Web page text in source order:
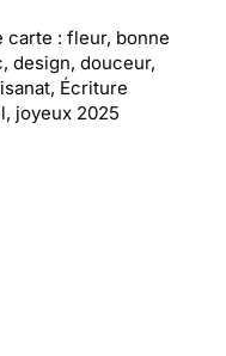
carte : fleur, bonne
design, douceur,
Écriture
joyeux 2025